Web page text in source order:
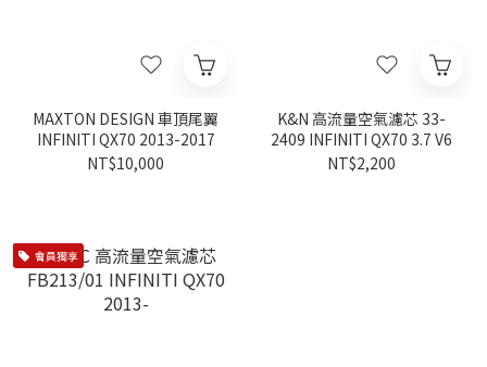
MAXTON DESIGN 車頂尾翼
INFINITI QX70 2013-2017
NT$10,000
K&N 高流量空氣濾芯 33-
2409 INFINITI QX70 3.7 V6
NT$2,200
會員獨享